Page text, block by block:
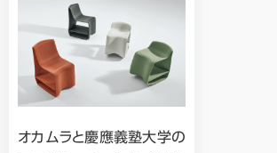
オカムラと慶應義塾大学の